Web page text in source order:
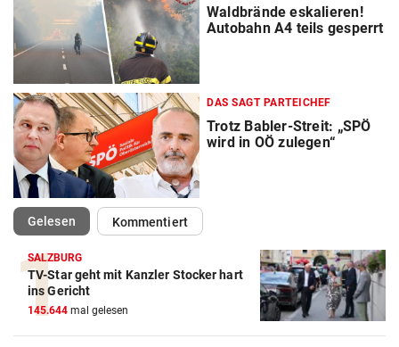
Waldbrände eskalieren!
Autobahn A4 teils gesperrt
DAS SAGT PARTEICHEF
Trotz Babler-Streit: „SPÖ
wird in OÖ zulegen“
Gelesen(ausgewählt)Kommentiert
SALZBURG
TV-Star geht mit Kanzler Stocker hart
ins Gericht
145.644 mal gelesen